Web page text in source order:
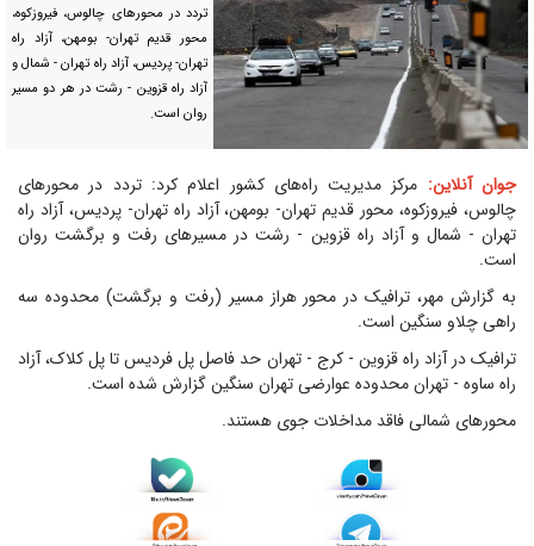
تردد در محور‌های چالوس، فیروزکوه،
محور قدیم تهران- بومهن، آزاد راه
تهران- پردیس، آزاد راه تهران - شمال و
آزاد راه قزوین - رشت در هر دو مسیر
روان است.
جوان آنلاین: مرکز مدیریت راه‌های کشور اعلام کرد: تردد در محور‌های
چالوس، فیروزکوه، محور قدیم تهران- بومهن، آزاد راه تهران- پردیس، آزاد راه
تهران - شمال و آزاد راه قزوین - رشت در مسیر‌های رفت و برگشت روان
است.
به گزارش مهر، ترافیک در محور هراز مسیر (رفت و برگشت) محدوده سه
راهی چلاو سنگین است.
ترافیک در آزاد راه قزوین - کرج - تهران حد فاصل پل فردیس تا پل کلاک، آزاد
راه ساوه - تهران محدوده عوارضی تهران سنگین گزارش شده است.
محور‌های شمالی فاقد مداخلات جوی هستند.